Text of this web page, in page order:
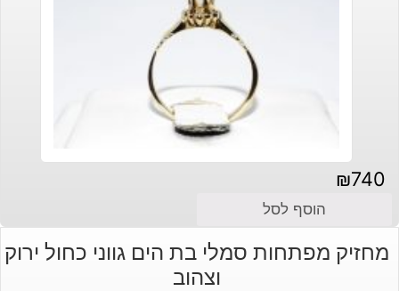
₪740
הוסף לסל
מחזיק מפתחות סמלי בת הים גווני כחול ירוק
וצהוב